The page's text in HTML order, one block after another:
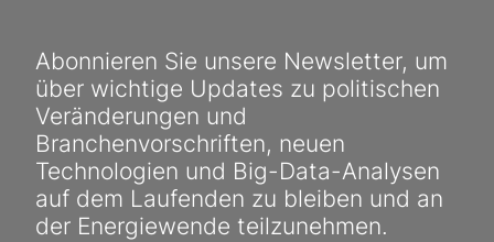
Abonnieren Sie unsere Newsletter, um
über wichtige Updates zu politischen
Veränderungen und
Branchenvorschriften, neuen
Technologien und Big-Data-Analysen
auf dem Laufenden zu bleiben und an
der Energiewende teilzunehmen.